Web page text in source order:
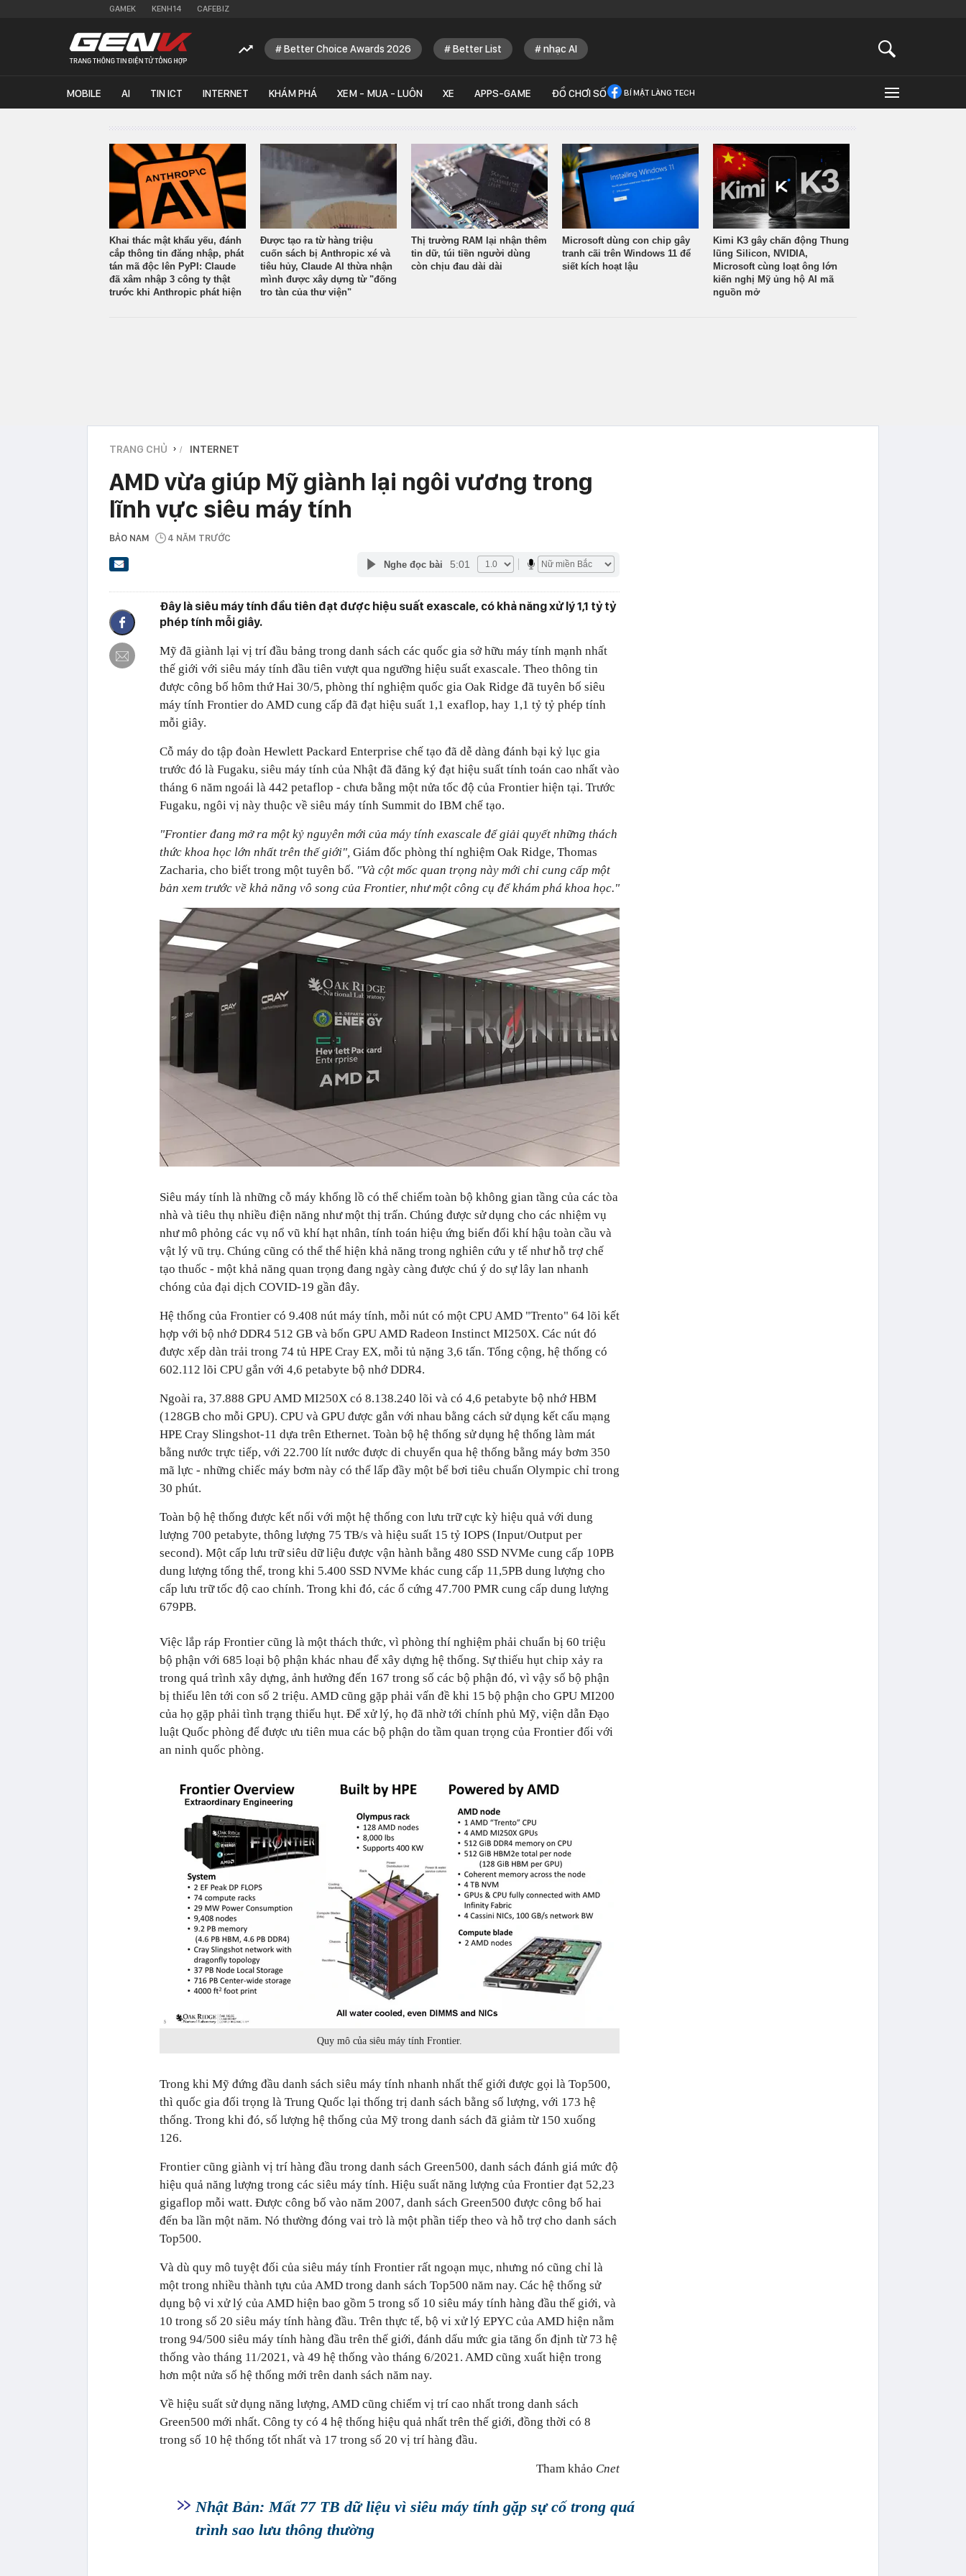
GAMEK KENH14 CAFEBIZ
Better Choice Awards 2026 Better List nhạc AI
MOBILE AI TIN ICT INTERNET KHÁM PHÁ XEM - MUA - LUÔN XE APPS-GAME ĐỒ CHƠI SỐ BÍ MẬT LÀNG TECH
Khai thác mật khẩu yếu, đánh
cắp thông tin đăng nhập, phát
tán mã độc lên PyPI: Claude
đã xâm nhập 3 công ty thật
trước khi Anthropic phát hiện
Được tạo ra từ hàng triệu
cuốn sách bị Anthropic xé và
tiêu hủy, Claude AI thừa nhận
mình được xây dựng từ "đống
tro tàn của thư viện"
Thị trường RAM lại nhận thêm
tin dữ, túi tiền người dùng
còn chịu đau dài dài
Microsoft dùng con chip gây
tranh cãi trên Windows 11 để
siết kích hoạt lậu
Kimi K3 gây chấn động Thung
lũng Silicon, NVIDIA,
Microsoft cùng loạt ông lớn
kiến nghị Mỹ ủng hộ AI mã
nguồn mở
TRANG CHỦ › INTERNET
AMD vừa giúp Mỹ giành lại ngôi vương trong
lĩnh vực siêu máy tính
BẢO NAM 4 NĂM TRƯỚC
Nghe đọc bài 5:01
Đây là siêu máy tính đầu tiên đạt được hiệu suất exascale, có khả năng xử lý 1,1 tỷ tỷ
phép tính mỗi giây.
Mỹ đã giành lại vị trí đầu bảng trong danh sách các quốc gia sở hữu máy tính mạnh nhất
thế giới với siêu máy tính đầu tiên vượt qua ngưỡng hiệu suất exascale. Theo thông tin
được công bố hôm thứ Hai 30/5, phòng thí nghiệm quốc gia Oak Ridge đã tuyên bố siêu
máy tính Frontier do AMD cung cấp đã đạt hiệu suất 1,1 exaflop, hay 1,1 tỷ tỷ phép tính
mỗi giây.
Cỗ máy do tập đoàn Hewlett Packard Enterprise chế tạo đã dễ dàng đánh bại kỷ lục gia
trước đó là Fugaku, siêu máy tính của Nhật đã đăng ký đạt hiệu suất tính toán cao nhất vào
tháng 6 năm ngoái là 442 petaflop - chưa bằng một nửa tốc độ của Frontier hiện tại. Trước
Fugaku, ngôi vị này thuộc về siêu máy tính Summit do IBM chế tạo.
"Frontier đang mở ra một kỷ nguyên mới của máy tính exascale để giải quyết những thách
thức khoa học lớn nhất trên thế giới", Giám đốc phòng thí nghiệm Oak Ridge, Thomas
Zacharia, cho biết trong một tuyên bố. "Và cột mốc quan trọng này mới chỉ cung cấp một
bản xem trước về khả năng vô song của Frontier, như một công cụ để khám phá khoa học."
Siêu máy tính là những cỗ máy khổng lồ có thể chiếm toàn bộ không gian tầng của các tòa
nhà và tiêu thụ nhiều điện năng như một thị trấn. Chúng được sử dụng cho các nhiệm vụ
như mô phỏng các vụ nổ vũ khí hạt nhân, tính toán hiệu ứng biến đổi khí hậu toàn cầu và
vật lý vũ trụ. Chúng cũng có thể thể hiện khả năng trong nghiên cứu y tế như hỗ trợ chế
tạo thuốc - một khả năng quan trọng đang ngày càng được chú ý do sự lây lan nhanh
chóng của đại dịch COVID-19 gần đây.
Hệ thống của Frontier có 9.408 nút máy tính, mỗi nút có một CPU AMD "Trento" 64 lõi kết
hợp với bộ nhớ DDR4 512 GB và bốn GPU AMD Radeon Instinct MI250X. Các nút đó
được xếp dàn trải trong 74 tủ HPE Cray EX, mỗi tủ nặng 3,6 tấn. Tổng cộng, hệ thống có
602.112 lõi CPU gắn với 4,6 petabyte bộ nhớ DDR4.
Ngoài ra, 37.888 GPU AMD MI250X có 8.138.240 lõi và có 4,6 petabyte bộ nhớ HBM
(128GB cho mỗi GPU). CPU và GPU được gắn với nhau bằng cách sử dụng kết cấu mạng
HPE Cray Slingshot-11 dựa trên Ethernet. Toàn bộ hệ thống sử dụng hệ thống làm mát
bằng nước trực tiếp, với 22.700 lít nước được di chuyển qua hệ thống bằng máy bơm 350
mã lực - những chiếc máy bơm này có thể lấp đầy một bể bơi tiêu chuẩn Olympic chỉ trong
30 phút.
Toàn bộ hệ thống được kết nối với một hệ thống con lưu trữ cực kỳ hiệu quả với dung
lượng 700 petabyte, thông lượng 75 TB/s và hiệu suất 15 tỷ IOPS (Input/Output per
second). Một cấp lưu trữ siêu dữ liệu được vận hành bằng 480 SSD NVMe cung cấp 10PB
dung lượng tổng thể, trong khi 5.400 SSD NVMe khác cung cấp 11,5PB dung lượng cho
cấp lưu trữ tốc độ cao chính. Trong khi đó, các ổ cứng 47.700 PMR cung cấp dung lượng
679PB.
Việc lắp ráp Frontier cũng là một thách thức, vì phòng thí nghiệm phải chuẩn bị 60 triệu
bộ phận với 685 loại bộ phận khác nhau để xây dựng hệ thống. Sự thiếu hụt chip xảy ra
trong quá trình xây dựng, ảnh hưởng đến 167 trong số các bộ phận đó, vì vậy số bộ phận
bị thiếu lên tới con số 2 triệu. AMD cũng gặp phải vấn đề khi 15 bộ phận cho GPU MI200
của họ gặp phải tình trạng thiếu hụt. Để xử lý, họ đã nhờ tới chính phủ Mỹ, viện dẫn Đạo
luật Quốc phòng để được ưu tiên mua các bộ phận do tầm quan trọng của Frontier đối với
an ninh quốc phòng.
Quy mô của siêu máy tính Frontier.
Trong khi Mỹ đứng đầu danh sách siêu máy tính nhanh nhất thế giới được gọi là Top500,
thì quốc gia đối trọng là Trung Quốc lại thống trị danh sách bằng số lượng, với 173 hệ
thống. Trong khi đó, số lượng hệ thống của Mỹ trong danh sách đã giảm từ 150 xuống
126.
Frontier cũng giành vị trí hàng đầu trong danh sách Green500, danh sách đánh giá mức độ
hiệu quả năng lượng trong các siêu máy tính. Hiệu suất năng lượng của Frontier đạt 52,23
gigaflop mỗi watt. Được công bố vào năm 2007, danh sách Green500 được công bố hai
đến ba lần một năm. Nó thường đóng vai trò là một phần tiếp theo và hỗ trợ cho danh sách
Top500.
Và dù quy mô tuyệt đối của siêu máy tính Frontier rất ngoạn mục, nhưng nó cũng chỉ là
một trong nhiều thành tựu của AMD trong danh sách Top500 năm nay. Các hệ thống sử
dụng bộ vi xử lý của AMD hiện bao gồm 5 trong số 10 siêu máy tính hàng đầu thế giới, và
10 trong số 20 siêu máy tính hàng đầu. Trên thực tế, bộ vi xử lý EPYC của AMD hiện nằm
trong 94/500 siêu máy tính hàng đầu trên thế giới, đánh dấu mức gia tăng ổn định từ 73 hệ
thống vào tháng 11/2021, và 49 hệ thống vào tháng 6/2021. AMD cũng xuất hiện trong
hơn một nửa số hệ thống mới trên danh sách năm nay.
Về hiệu suất sử dụng năng lượng, AMD cũng chiếm vị trí cao nhất trong danh sách
Green500 mới nhất. Công ty có 4 hệ thống hiệu quả nhất trên thế giới, đồng thời có 8
trong số 10 hệ thống tốt nhất và 17 trong số 20 vị trí hàng đầu.
Tham khảo Cnet
Nhật Bản: Mất 77 TB dữ liệu vì siêu máy tính gặp sự cố trong quá
trình sao lưu thông thường